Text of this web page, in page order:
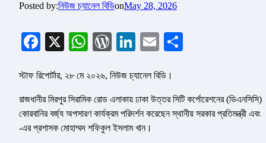
Posted by:নিউজ চ্যানেল বিডিonMay 28, 2026
Facebook
X WhatsApp
WordPress
LinkedIn
Email
স্টাফ রিপোর্টার, ২৮ মে ২০২৬, নিউজ চ্যানেল বিডি।
রাজধানীর মিরপুর সিরামিক রোড এলাকায় ঢাকা উত্তর সিটি কর্পোরেশনের (ডিএনসিসি)
কোরবানির বর্জ্য অপসারণ কার্যক্রম পরিদর্শন করেছেন স্থানীয় সরকার প্রতিমন্ত্রী এবং
-এর প্রশাসক মোহাম্মদ শফিকুল ইসলাম খান।